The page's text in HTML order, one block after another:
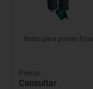
Botes para postes fijos
Precio
Consultar